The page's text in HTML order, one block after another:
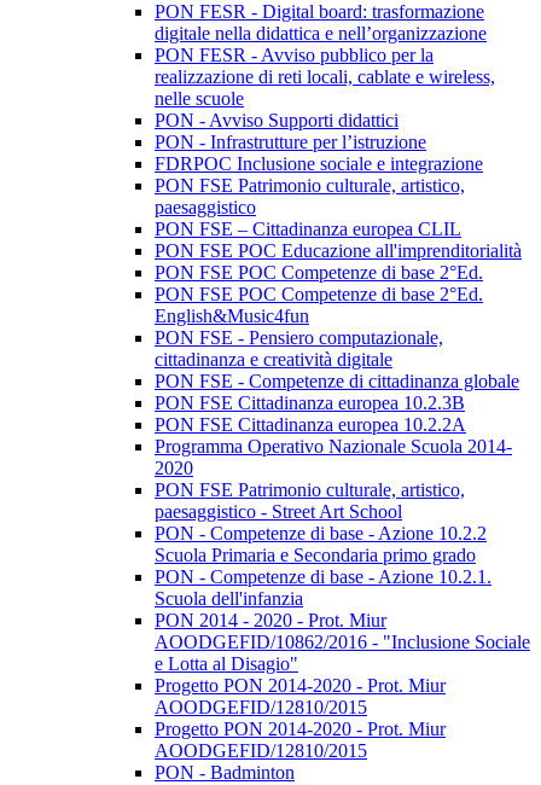
PON FESR - Digital board: trasformazione
digitale nella didattica e nell’organizzazione
PON FESR - Avviso pubblico per la
realizzazione di reti locali, cablate e wireless,
nelle scuole
PON - Avviso Supporti didattici
PON - Infrastrutture per l’istruzione
FDRPOC Inclusione sociale e integrazione
PON FSE Patrimonio culturale, artistico,
paesaggistico
PON FSE – Cittadinanza europea CLIL
PON FSE POC Educazione all'imprenditorialità
PON FSE POC Competenze di base 2°Ed.
PON FSE POC Competenze di base 2°Ed.
English&Music4fun
PON FSE - Pensiero computazionale,
cittadinanza e creatività digitale
PON FSE - Competenze di cittadinanza globale
PON FSE Cittadinanza europea 10.2.3B
PON FSE Cittadinanza europea 10.2.2A
Programma Operativo Nazionale Scuola 2014-
2020
PON FSE Patrimonio culturale, artistico,
paesaggistico - Street Art School
PON - Competenze di base - Azione 10.2.2
Scuola Primaria e Secondaria primo grado
PON - Competenze di base - Azione 10.2.1.
Scuola dell'infanzia
PON 2014 - 2020 - Prot. Miur
AOODGEFID/10862/2016 - "Inclusione Sociale
e Lotta al Disagio"
Progetto PON 2014-2020 - Prot. Miur
AOODGEFID/12810/2015
Progetto PON 2014-2020 - Prot. Miur
AOODGEFID/12810/2015
PON - Badminton